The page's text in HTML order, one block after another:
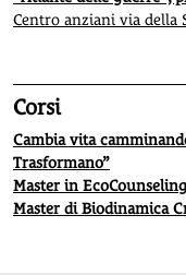
Centro anziani via della
Corsi
Cambia vita
Trasformano”
Master in EcoCounseling
Master di Biodinamica